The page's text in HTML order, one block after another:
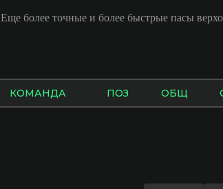
Еще более точные и более быстрые пасы
КОМАНДА ПОЗ ОБЩ